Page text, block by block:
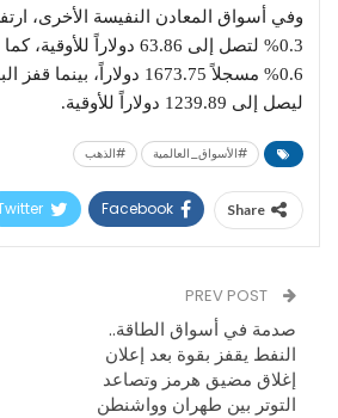
وفي أسواق المعادن النفيسة الأخرى،
0.3% لتصل إلى 63.86 دولاراً
ليصل إلى 1239.89 دولاراً للأوقية.
#الأسواق_العالمية #الذهب
Share
Facebook
صدمة في أسواق الطاقة..
النفط يقفز بقوة بعد إعلان
إغلاق مضيق هرمز وتصاعد
التوتر بين طهران وواشنطن